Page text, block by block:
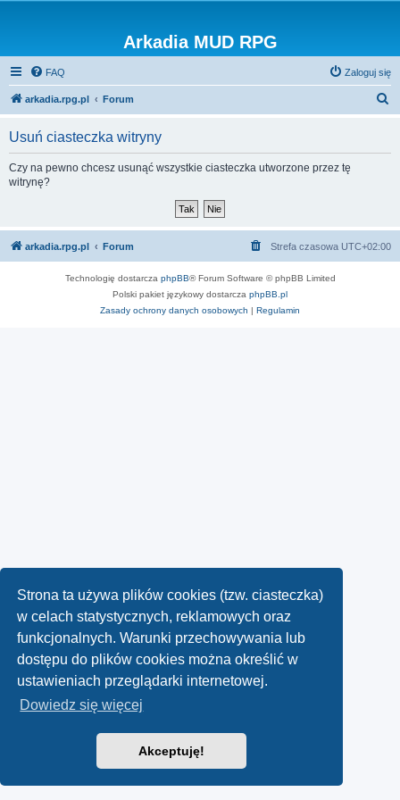
Strona ta używa plików cookies (tzw. ciasteczka)
w celach statystycznych, reklamowych oraz
funkcjonalnych. Warunki przechowywania lub
dostępu do plików cookies można określić w
ustawieniach przeglądarki internetowej.
Dowiedz się więcej
Akceptuję!
Arkadia MUD RPG
FAQ Zaloguj się
arkadia.rpg.pl Forum
Usuń ciasteczka witryny
Czy na pewno chcesz usunąć wszystkie ciasteczka utworzone przez tę
witrynę?
arkadia.rpg.pl Forum Strefa czasowa UTC+02:00
Technologię dostarcza phpBB® Forum Software © phpBB Limited
Polski pakiet językowy dostarcza phpBB.pl
Zasady ochrony danych osobowych | Regulamin